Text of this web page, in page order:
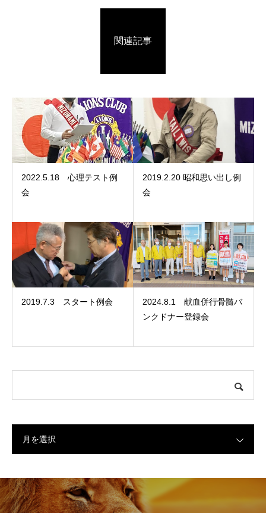
関連記事
2022.5.18 心理テスト例
会
2019.2.20 昭和思い出し例
会
2019.7.3 スタート例会
2024.8.1 献血併行骨髄バ
ンクドナー登録会
月を選択